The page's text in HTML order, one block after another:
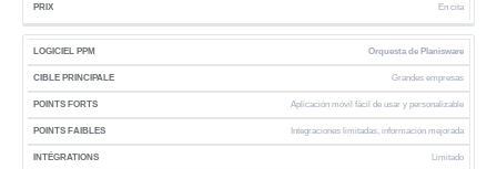
En cita
Orquesta de Planisware
Grandes empresas
Aplicación móvil fácil de usar y personalizable
Integraciones limitadas, información mejorada
Limitado